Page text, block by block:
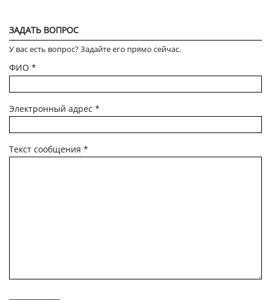
ЗАДАТЬ ВОПРОС
У вас есть вопрос? Задайте его прямо сейчас.
ФИО *
Электронный адрес *
Текст сообщения *